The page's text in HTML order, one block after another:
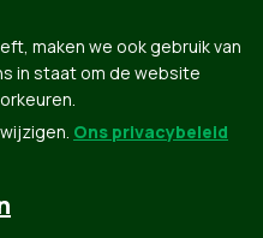
maken we ook gebruik van
in staat om de website
Ons privacybeleid